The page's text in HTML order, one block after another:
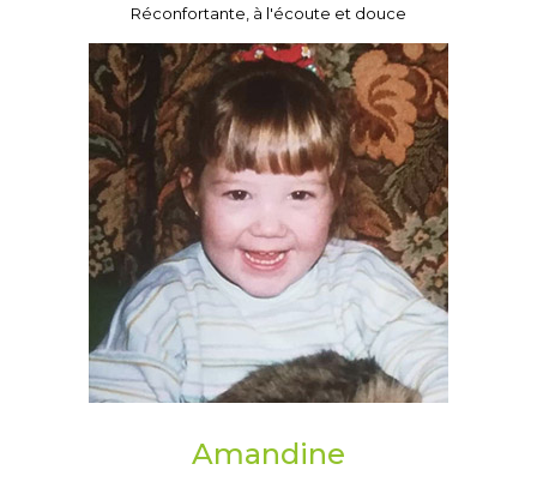
Réconfortante, à l'écoute et douce
Amandine